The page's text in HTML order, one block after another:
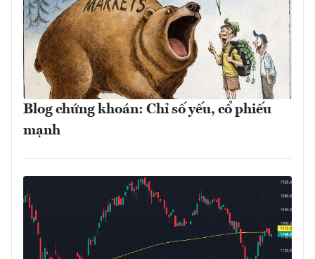
Blog chứng khoán: Chỉ số yếu, cổ phiếu
mạnh